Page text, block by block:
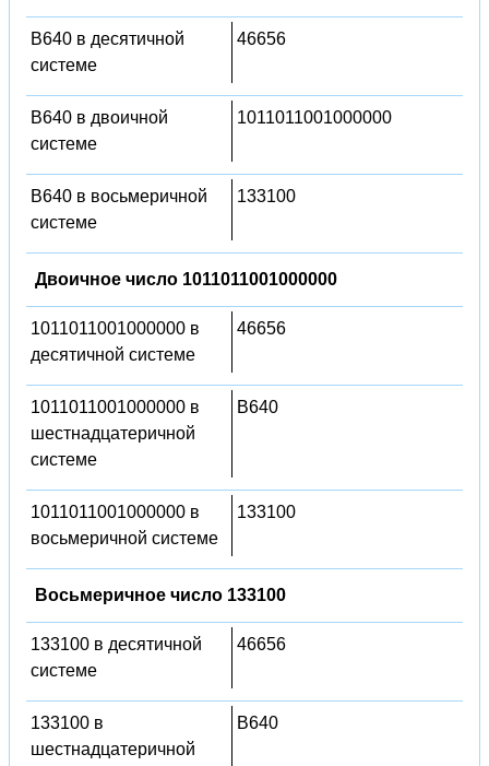
B640 в десятичной
системе
46656
B640 в двоичной
системе
1011011001000000
B640 в восьмеричной
системе
133100
Двоичное число 1011011001000000
1011011001000000 в
десятичной системе
46656
1011011001000000 в
шестнадцатеричной
системе
B640
1011011001000000 в
восьмеричной системе
133100
Восьмеричное число 133100
133100 в десятичной
системе
46656
133100 в
шестнадцатеричной
B640